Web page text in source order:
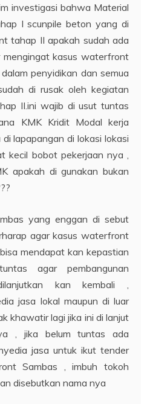
investigasi bahwa Material
I scunpile beton yang di
tahap II apakah sudah ada
mengingat kasus waterfront
penyidikan dan semua
di rusak oleh kegiatan
II.ini wajib di usut tuntas
KMK Kridit Modal kerja
lapapangan di lokasi lokasi
kecil bobot pekerjaan nya ,
apakah di gunakan bukan
yang enggan di sebut
agar kasus waterfront
mendapat kan kepastian
agar pembangunan
kan kembali ,
jasa lokal maupun di luar
khawatir lagi jika ini di lanjut
, jika belum tuntas ada
jasa untuk ikut tender
Sambas , imbuh tokoh
disebutkan nama nya